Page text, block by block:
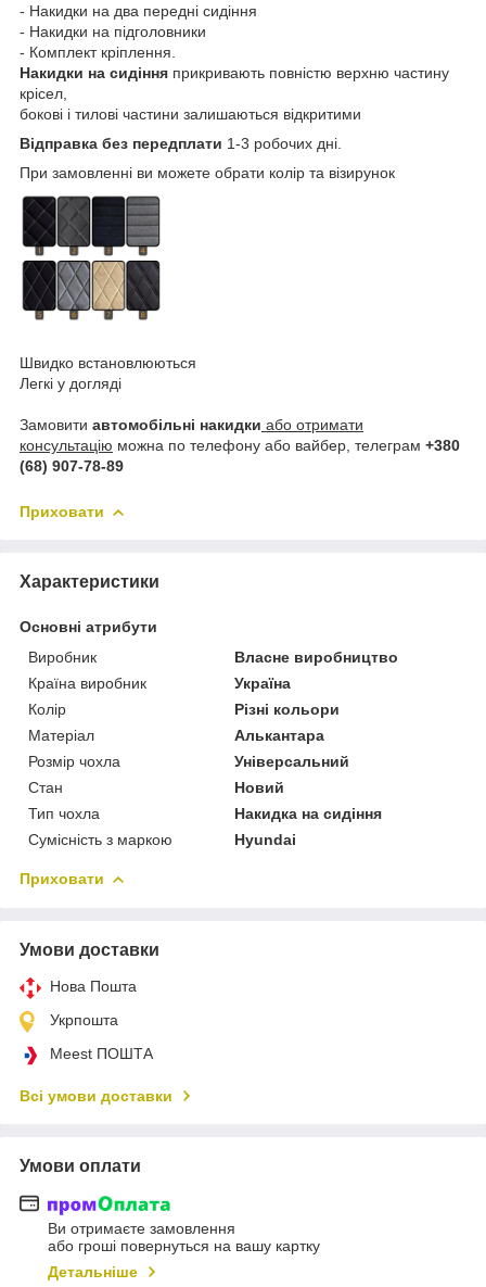
- Накидки на два передні сидіння
- Накидки на підголовники
- Комплект кріплення.
Накидки на сидіння прикривають повністю верхню частину
крісел,
бокові і тилові частини залишаються відкритими
Відправка без передплати 1-3 робочих дні.
При замовленні ви можете обрати колір та візирунок
Швидко встановлюються
Легкі у догляді
Замовити автомобільні накидки або отримати
консультацію можна по телефону або вайбер, телеграм +380
(68) 907-78-89
Приховати
Характеристики
Основні атрибути
Виробник
Власне виробництво
Країна виробник
Україна
Колір
Різні кольори
Матеріал
Алькантара
Розмір чохла
Універсальний
Стан
Новий
Тип чохла
Накидка на сидіння
Сумісність з маркою
Hyundai
Приховати
Умови доставки
Нова Пошта
Укрпошта
Meest ПОШТА
Всі умови доставки
Умови оплати
Ви отримаєте замовлення
або гроші повернуться на вашу картку
Детальніше